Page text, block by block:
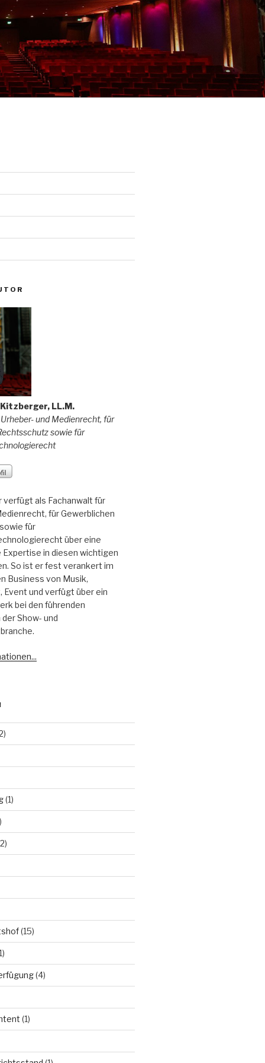
LL.M.
und Medienrecht, für
sowie für
verfügt als Fachanwalt für
für Gewerblichen
für
über eine
in diesen wichtigen
So ist er fest verankert im
Business von Musik,
Event und verfügt über ein
bei den führenden
Show- und
(1)
(15)
(4)
(1)